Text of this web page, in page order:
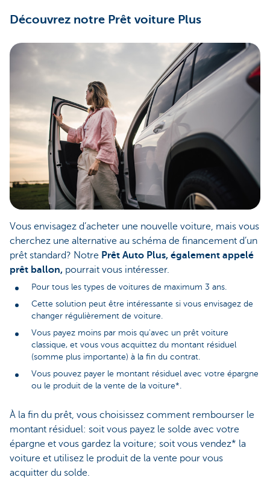
Découvrez notre Prêt voiture Plus
Vous envisagez d’acheter une nouvelle voiture, mais vous
cherchez une alternative au schéma de financement d’un
prêt standard? Notre Prêt Auto Plus, également appelé
prêt ballon, pourrait vous intéresser.
Pour tous les types de voitures de maximum 3 ans.
Cette solution peut être intéressante si vous envisagez de
changer régulièrement de voiture.
Vous payez moins par mois qu'avec un prêt voiture
classique, et vous vous acquittez du montant résiduel
(somme plus importante) à la fin du contrat.
Vous pouvez payer le montant résiduel avec votre épargne
ou le produit de la vente de la voiture*.
À la fin du prêt, vous choisissez comment rembourser le
montant résiduel: soit vous payez le solde avec votre
épargne et vous gardez la voiture; soit vous vendez* la
voiture et utilisez le produit de la vente pour vous
acquitter du solde.